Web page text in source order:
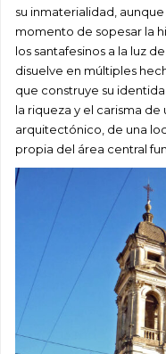
su inmaterialidad,
momento de sopesar la
los santafesinos a la luz
disuelve en múltiples
que construye su
la riqueza y el carisma
arquitectónico, de una
propia del área central